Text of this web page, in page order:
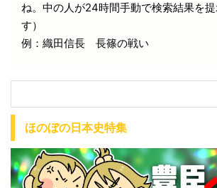
ね。中の人が24時間手動で検索結果を
す）
例：織田信長 長篠の戦い
ほのぼの日本史特集